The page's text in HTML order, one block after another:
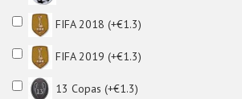
FIFA 2018 (+€1.3)
FIFA 2019 (+€1.3)
13 Copas (+€1.3)